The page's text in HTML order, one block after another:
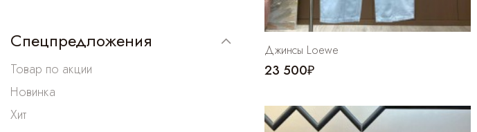
Спецпредложения
Товар по акции
Новинка
Хит
Джинсы Loewe
23 500₽